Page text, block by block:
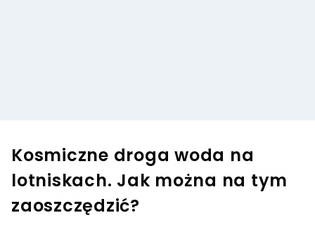
Kosmiczne droga woda na
lotniskach. Jak można na tym
zaoszczędzić?